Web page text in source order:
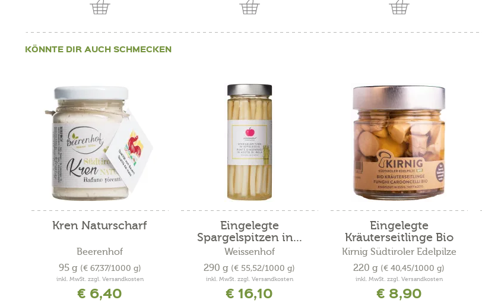
KÖNNTE DIR AUCH SCHMECKEN
Kren Naturscharf
Beerenhof
95 g (€ 67,37/1000 g)
inkl. MwSt. zzgl. Versandkosten
€ 6,40
Eingelegte
Spargelspitzen in...
Weissenhof
290 g (€ 55,52/1000 g)
inkl. MwSt. zzgl. Versandkosten
€ 16,10
Eingelegte
Kräuterseitlinge Bio
Kirnig Südtiroler Edelpilze
220 g (€ 40,45/1000 g)
inkl. MwSt. zzgl. Versandkosten
€ 8,90